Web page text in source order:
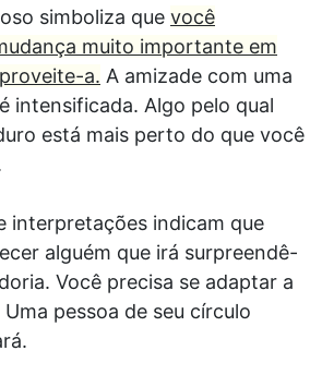
simboliza que você
muito importante em
a. A amizade com uma
intensificada. Algo pelo qual
está mais perto do que você
interpretações indicam que
alguém que irá surpreendê-
Você precisa se adaptar a
pessoa de seu círculo